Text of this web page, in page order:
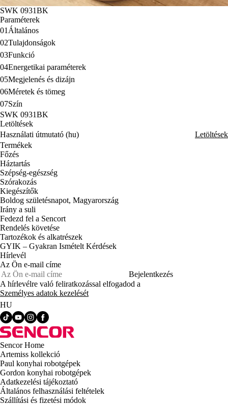
SWK 0931BK
Paraméterek
01 Általános
02Tulajdonságok
03Funkció
04Energetikai paraméterek
05Megjelenés és dizájn
06Méretek és tömeg
07Szín
SWK 0931BK
Letöltések
Használati útmutató (hu)
Letöltések
Termékek
Főzés
Háztartás
Szépség-egészség
Szórakozás
Kiegészítők
Boldog születésnapot, Magyarország
Irány a suli
Fedezd fel a Sencort
Rendelés követése
Tartozékok és alkatrészek
GYIK – Gyakran Ismételt Kérdések
Hírlevél
Az Ön e-mail címe
Bejelentkezés
A hírlevélre való feliratkozással elfogadod a
Személyes adatok kezelését
HU
Sencor Home
Artemiss kollekció
Paul konyhai robotgépek
Gordon konyhai robotgépek
Adatkezelési tájékoztató
Általános felhasználási feltételek
Szállítási és fizetési módok